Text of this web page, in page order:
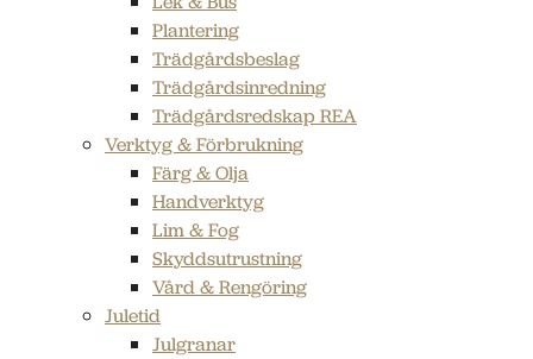
Plantering
Trädgårdsbeslag
Trädgårdsinredning
Trädgårdsredskap REA
Verktyg & Förbrukning
Färg & Olja
Handverktyg
Lim & Fog
Skyddsutrustning
Vård & Rengöring
Juletid
Julgranar